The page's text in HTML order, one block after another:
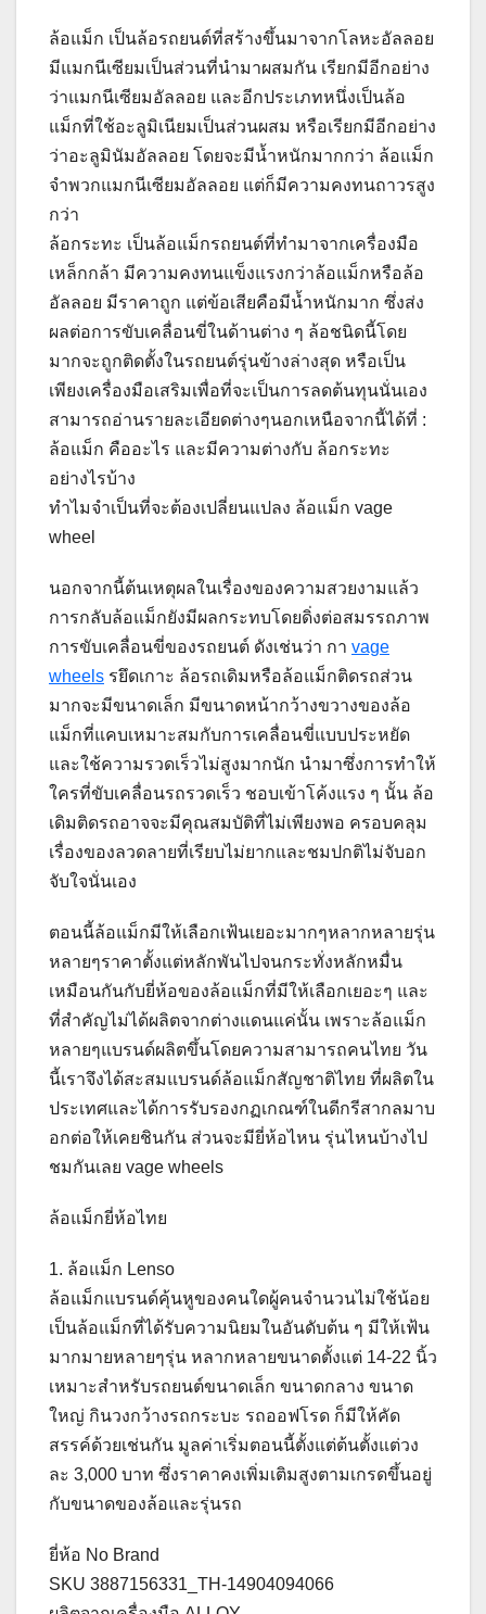
ล้อแม็ก เป็นล้อรถยนต์ที่สร้างขึ้นมาจากโลหะอัลลอย
มีแมกนีเซียมเป็นส่วนที่นำมาผสมกัน เรียกมีอีกอย่าง
ว่าแมกนีเซียมอัลลอย และอีกประเภทหนึ่งเป็นล้อ
แม็กที่ใช้อะลูมิเนียมเป็นส่วนผสม หรือเรียกมีอีกอย่าง
ว่าอะลูมินัมอัลลอย โดยจะมีน้ำหนักมากกว่า ล้อแม็ก
จำพวกแมกนีเซียมอัลลอย แต่ก็มีความคงทนถาวรสูง
กว่า
ล้อกระทะ เป็นล้อแม็กรถยนต์ที่ทำมาจากเครื่องมือ
เหล็กกล้า มีความคงทนแข็งแรงกว่าล้อแม็กหรือล้อ
อัลลอย มีราคาถูก แต่ข้อเสียคือมีน้ำหนักมาก ซึ่งส่ง
ผลต่อการขับเคลื่อนขี่ในด้านต่าง ๆ ล้อชนิดนี้โดย
มากจะถูกติดตั้งในรถยนต์รุ่นข้างล่างสุด หรือเป็น
เพียงเครื่องมือเสริมเพื่อที่จะเป็นการลดต้นทุนนั่นเอง
สามารถอ่านรายละเอียดต่างๆนอกเหนือจากนี้ได้ที่ :
ล้อแม็ก คืออะไร และมีความต่างกับ ล้อกระทะ
อย่างไรบ้าง
ทำไมจำเป็นที่จะต้องเปลี่ยนแปลง ล้อแม็ก vage
wheel
นอกจากนี้ต้นเหตุผลในเรื่องของความสวยงามแล้ว
การกลับล้อแม็กยังมีผลกระทบโดยดิ่งต่อสมรรถภาพ
การขับเคลื่อนขี่ของรถยนต์ ดังเช่นว่า กา vage
wheels รยึดเกาะ ล้อรถเดิมหรือล้อแม็กติดรถส่วน
มากจะมีขนาดเล็ก มีขนาดหน้ากว้างขวางของล้อ
แม็กที่แคบเหมาะสมกับการเคลื่อนขี่แบบประหยัด
และใช้ความรวดเร็วไม่สูงมากนัก นำมาซึ่งการทำให้
ใครที่ขับเคลื่อนรถรวดเร็ว ชอบเข้าโค้งแรง ๆ นั้น ล้อ
เดิมติดรถอาจจะมีคุณสมบัติที่ไม่เพียงพอ ครอบคลุม
เรื่องของลวดลายที่เรียบไม่ยากและชมปกติไม่จับอก
จับใจนั่นเอง
ตอนนี้ล้อแม็กมีให้เลือกเฟ้นเยอะมากๆหลากหลายรุ่น
หลายๆราคาตั้งแต่หลักพันไปจนกระทั่งหลักหมื่น
เหมือนกันกับยี่ห้อของล้อแม็กที่มีให้เลือกเยอะๆ และ
ที่สำคัญไม่ได้ผลิตจากต่างแดนแค่นั้น เพราะล้อแม็ก
หลายๆแบรนด์ผลิตขึ้นโดยความสามารถคนไทย วัน
นี้เราจึงได้สะสมแบรนด์ล้อแม็กสัญชาติไทย ที่ผลิตใน
ประเทศและได้การรับรองกฏเกณฑ์ในดีกรีสากลมาบ
อกต่อให้เคยชินกัน ส่วนจะมียี่ห้อไหน รุ่นไหนบ้างไป
ชมกันเลย vage wheels
ล้อแม็กยี่ห้อไทย
1. ล้อแม็ก Lenso
ล้อแม็กแบรนด์คุ้นหูของคนใดผู้คนจำนวนไม่ใช้น้อย
เป็นล้อแม็กที่ได้รับความนิยมในอันดับต้น ๆ มีให้เฟ้น
มากมายหลายๆรุ่น หลากหลายขนาดตั้งแต่ 14-22 นิ้ว
เหมาะสำหรับรถยนต์ขนาดเล็ก ขนาดกลาง ขนาด
ใหญ่ กินวงกว้างรถกระบะ รถออฟโรด ก็มีให้คัด
สรรค์ด้วยเช่นกัน มูลค่าเริ่มตอนนี้ตั้งแต่ต้นตั้งแต่วง
ละ 3,000 บาท ซึ่งราคาคงเพิ่มเติมสูงตามเกรดขึ้นอยู่
กับขนาดของล้อและรุ่นรถ
ยี่ห้อ No Brand
SKU 3887156331_TH-14904094066